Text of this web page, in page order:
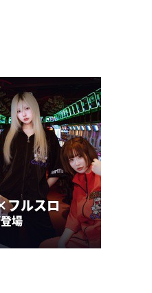
さんが8月8日のマルハン
予定になるだけで話題沸...